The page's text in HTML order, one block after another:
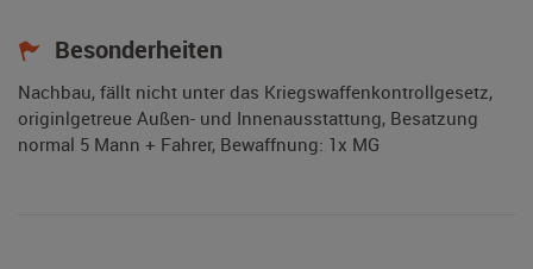
Besonderheiten
Nachbau, fällt nicht unter das Kriegswaffenkontrollgesetz,
originlgetreue Außen- und Innenausstattung, Besatzung
normal 5 Mann + Fahrer, Bewaffnung: 1x MG